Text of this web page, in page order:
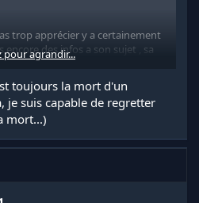
trop apprécier y a certainement
encore des infos a son sujet , sa
karma dans les dents c'est triste
pour agrandir...
toujours la mort d'un
je suis capable de regretter
mort...)